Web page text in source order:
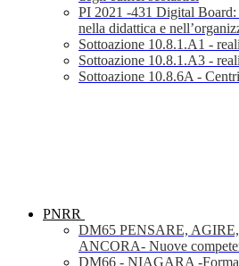
PI 2021 -431 Digital
nella didattica e
Sottoazione 10.8.1.A1 -
Sottoazione 10.8.1.A3 -
Sottoazione 10.8.6A -
PNRR
DM65 PENSARE,
ANCORA- Nuove
DM66 - NIAGARA -